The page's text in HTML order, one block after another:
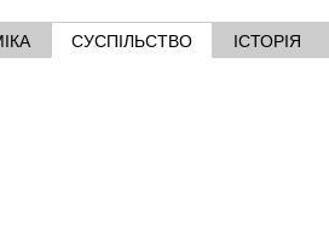
СУСПІЛЬСТВО ІСТОРІЯ